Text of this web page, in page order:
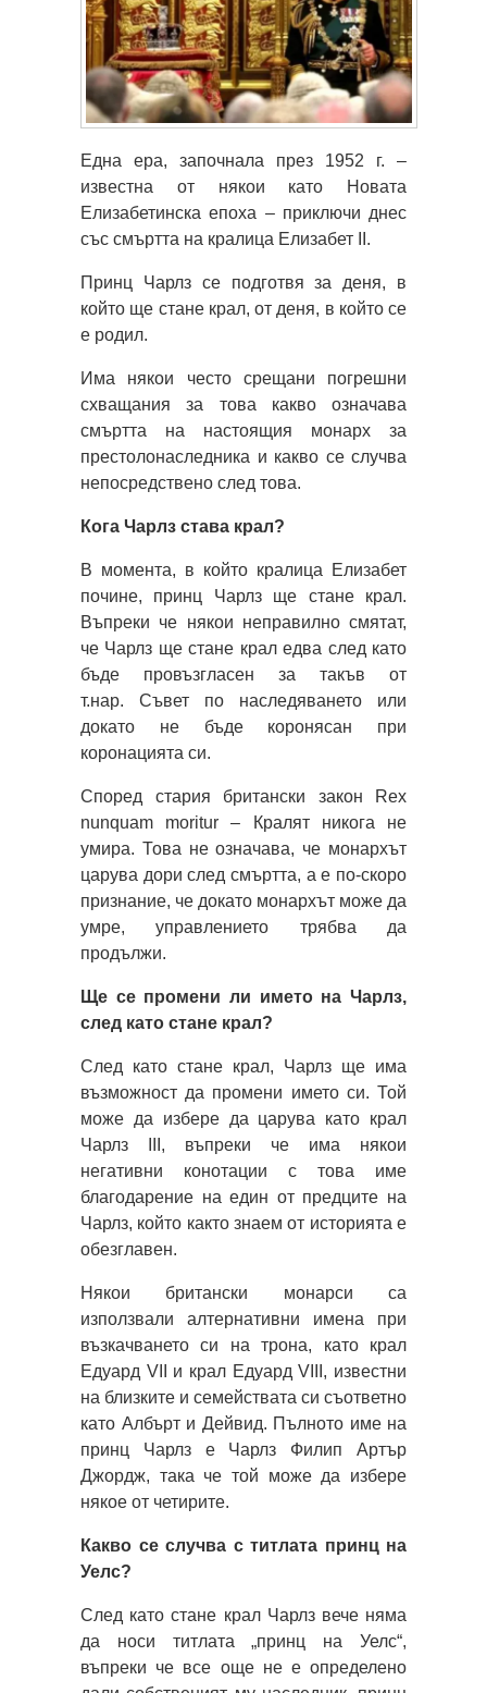
Една ера, започнала през 1952 г. –
известна от някои като Новата
Елизабетинска епоха – приключи днес
със смъртта на кралица Елизабет II.
Принц Чарлз се подготвя за деня, в
който ще стане крал, от деня, в който се
е родил.
Има някои често срещани погрешни
схващания за това какво означава
смъртта на настоящия монарх за
престолонаследника и какво се случва
непосредствено след това.
Кога Чарлз става крал?
В момента, в който кралица Елизабет
почине, принц Чарлз ще стане крал.
Въпреки че някои неправилно смятат,
че Чарлз ще стане крал едва след като
бъде провъзгласен за такъв от
т.нар. Съвет по наследяването или
докато не бъде коронясан при
коронацията си.
Според стария британски закон Rex
nunquam moritur – Кралят никога не
умира. Това не означава, че монархът
царува дори след смъртта, а е по-скоро
признание, че докато монархът може да
умре, управлението трябва да
продължи.
Ще се промени ли името на Чарлз,
след като стане крал?
След като стане крал, Чарлз ще има
възможност да промени името си. Той
може да избере да царува като крал
Чарлз III, въпреки че има някои
негативни конотации с това име
благодарение на един от предците на
Чарлз, който както знаем от историята е
обезглавен.
Някои британски монарси са
използвали алтернативни имена при
възкачването си на трона, като крал
Едуард VII и крал Едуард VIII, известни
на близките и семействата си съответно
като Албърт и Дейвид. Пълното име на
принц Чарлз е Чарлз Филип Артър
Джордж, така че той може да избере
някое от четирите.
Какво се случва с титлата принц на
Уелс?
След като стане крал Чарлз вече няма
да носи титлата „принц на Уелс“,
въпреки че все още не е определено